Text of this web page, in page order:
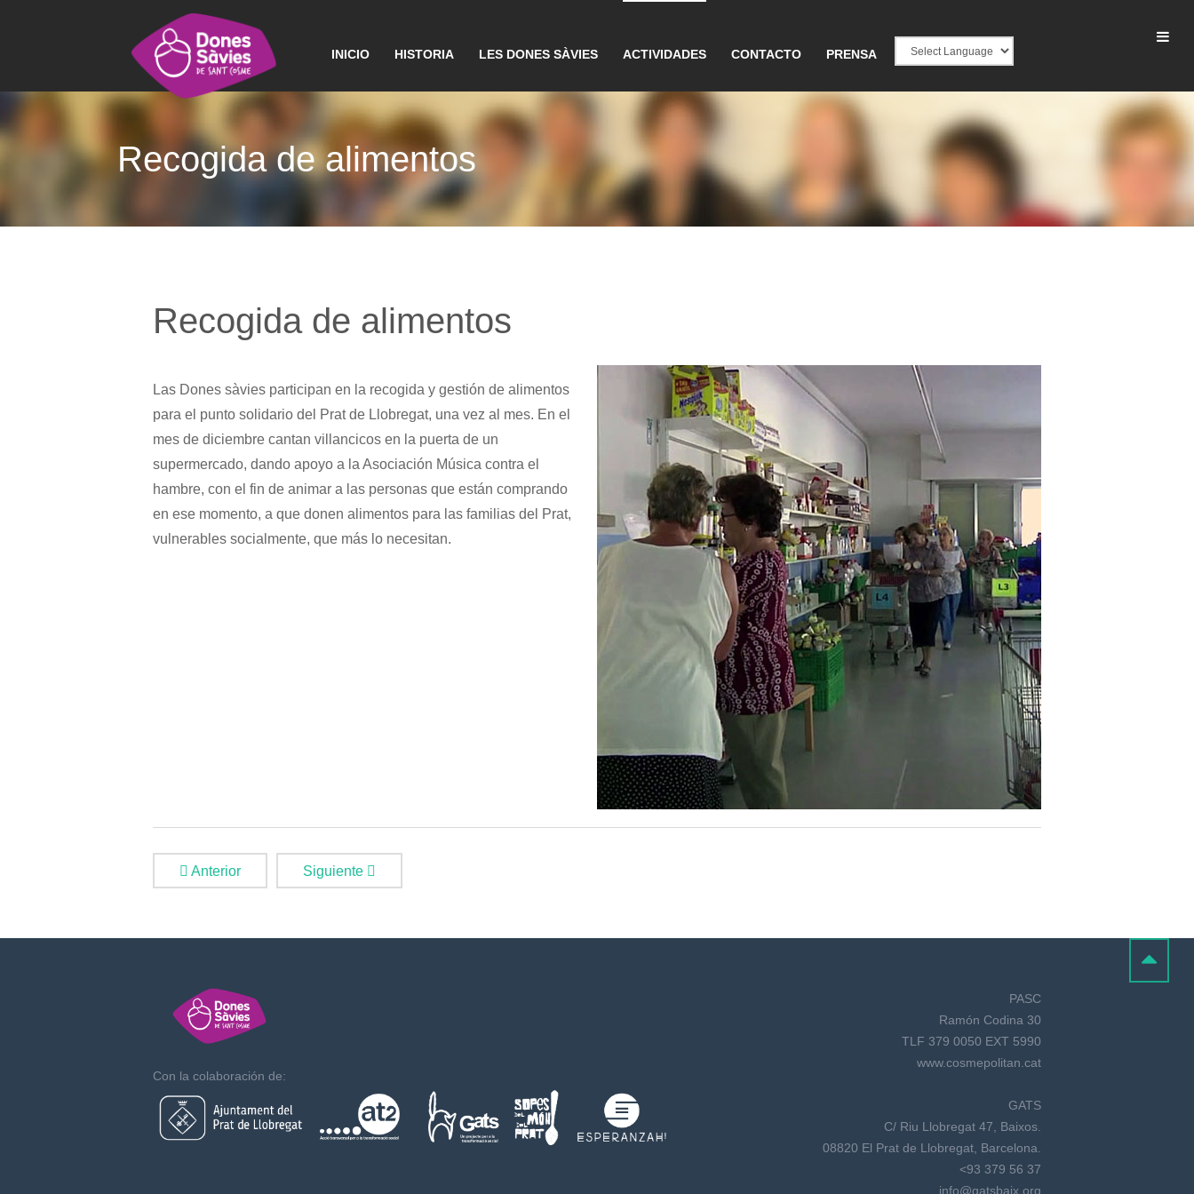
INICIO HISTORIA LES DONES SÀVIES ACTIVIDADES CONTACTO PRENSA
Recogida de alimentos
Recogida de alimentos
Las Dones sàvies participan en la recogida y gestión de alimentos
para el punto solidario del Prat de Llobregat, una vez al mes. En el
mes de diciembre cantan villancicos en la puerta de un
supermercado, dando apoyo a la Asociación Música contra el
hambre, con el fin de animar a las personas que están comprando
en ese momento, a que donen alimentos para las familias del Prat,
vulnerables socialmente, que más lo necesitan.
Anterior Siguiente
Con la colaboración de:
PASC
Ramón Codina 30
TLF 379 0050 EXT 5990
www.cosmepolitan.cat
GATS
C/ Riu Llobregat 47, Baixos.
08820 El Prat de Llobregat, Barcelona.
<93 379 56 37
info@gatsbaix.org